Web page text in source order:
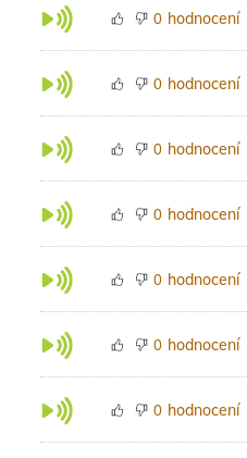
0 hodnocení
0 hodnocení
0 hodnocení
0 hodnocení
0 hodnocení
0 hodnocení
0 hodnocení